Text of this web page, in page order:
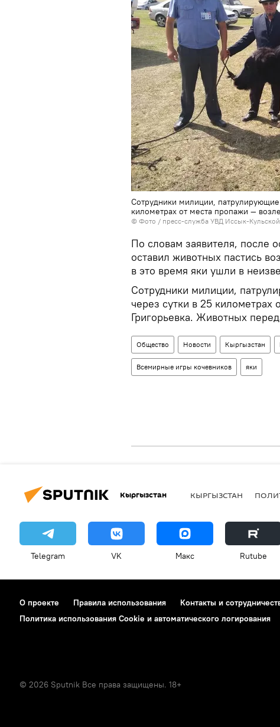
Сотрудники милиции,
километрах от места пропажи —
© Фото / пресс-служба УВД Иссык-Кульской
По словам заявителя, после
оставил животных пастись
в это время яки ушли в
Сотрудники милиции,
через сутки в 25
Григорьевка. Животных
Общество Новости Кыргызстан
Всемирные игры кочевников яки
Кыргызстан КЫРГЫЗСТАН
Telegram VK Макс Rutube
О проекте Правила использования Контакты и
Политика использования Cookie и автоматического логирования
© 2026 Sputnik Все права защищены. 18+